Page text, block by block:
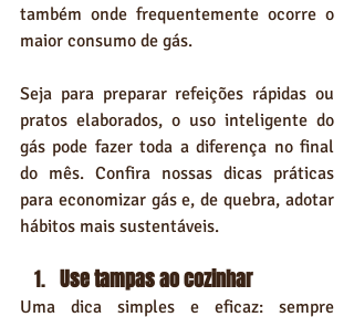
também onde frequentemente ocorre o
maior consumo de gás.
Seja para preparar refeições rápidas ou
pratos elaborados, o uso inteligente do
gás pode fazer toda a diferença no final
do mês. Confira nossas dicas práticas
para economizar gás e, de quebra, adotar
hábitos mais sustentáveis.
Use tampas ao cozinhar
Uma dica simples e eficaz: sempre